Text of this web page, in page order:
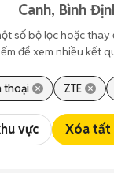
Canh, Bình
số bộ lọc hoặc thay
để xem nhiều kết
thoại ZTE
vực Xóa tất